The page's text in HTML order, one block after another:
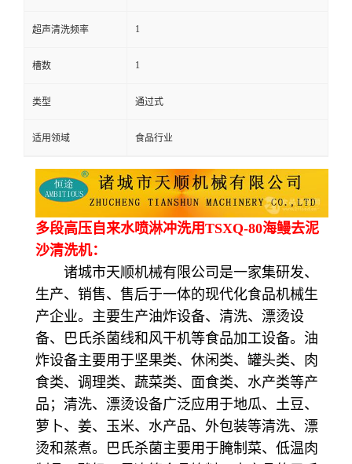
超声清洗频率 1
槽数 1
类型 通过式
适用领域 食品行业
多段高压自来水喷淋冲洗用TSXQ-80海鳗去泥
沙清洗机：
诸城市天顺机械有限公司是一家集研发、
生产、销售、售后于一体的现代化食品机械生
产企业。主要生产油炸设备、清洗、漂烫设
备、巴氏杀菌线和风干机等食品加工设备。油
炸设备主要用于坚果类、休闲类、罐头类、肉
食类、调理类、蔬菜类、面食类、水产类等产
品；清洗、漂烫设备广泛应用于地瓜、土豆、
萝卜、姜、玉米、水产品、外包装等清洗、漂
烫和蒸煮。巴氏杀菌主要用于腌制菜、低温肉